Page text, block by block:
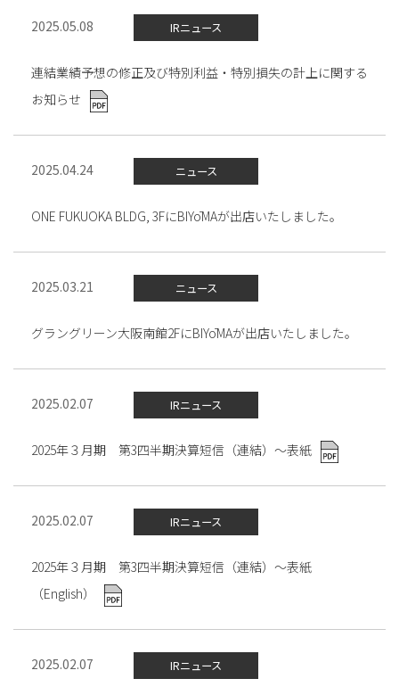
2025.05.08 IRニュース
連結業績予想の修正及び特別利益・特別損失の計上に関する
お知らせ
2025.04.24 ニュース
ONE FUKUOKA BLDG, 3FにBIYōMAが出店いたしました。
2025.03.21 ニュース
グラングリーン大阪南館2FにBIYōMAが出店いたしました。
2025.02.07 IRニュース
2025年３月期 第3四半期決算短信（連結）～表紙
2025.02.07 IRニュース
2025年３月期 第3四半期決算短信（連結）～表紙
（English）
2025.02.07 IRニュース